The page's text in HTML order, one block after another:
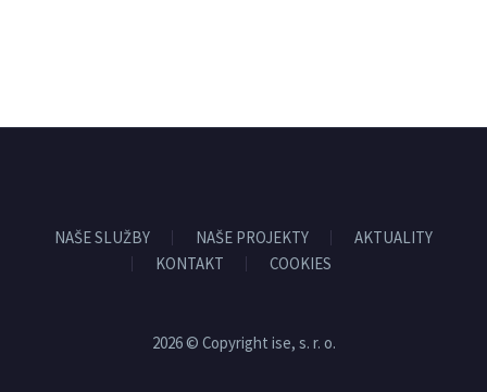
NAŠE SLUŽBY NAŠE PROJEKTY
AKTUALITY
KONTAKT
COOKIES
2026 © Copyright ise, s. r. o.